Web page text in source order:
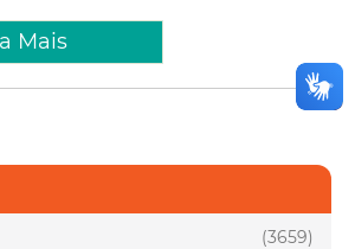
Mais
(3659)